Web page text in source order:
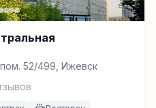
52/499, Ижевск